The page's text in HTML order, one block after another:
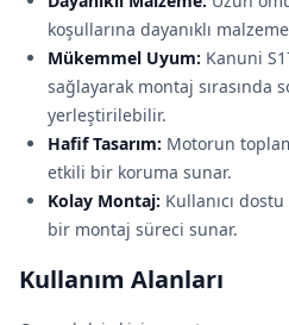
koşullarına dayanıklı malzeme
Mükemmel Uyum: Kanuni
sağlayarak montaj sırasında
yerleştirilebilir.
Hafif Tasarım: Motorun
etkili bir koruma sunar.
Kolay Montaj: Kullanıcı
bir montaj süreci sunar.
Kullanım Alanları